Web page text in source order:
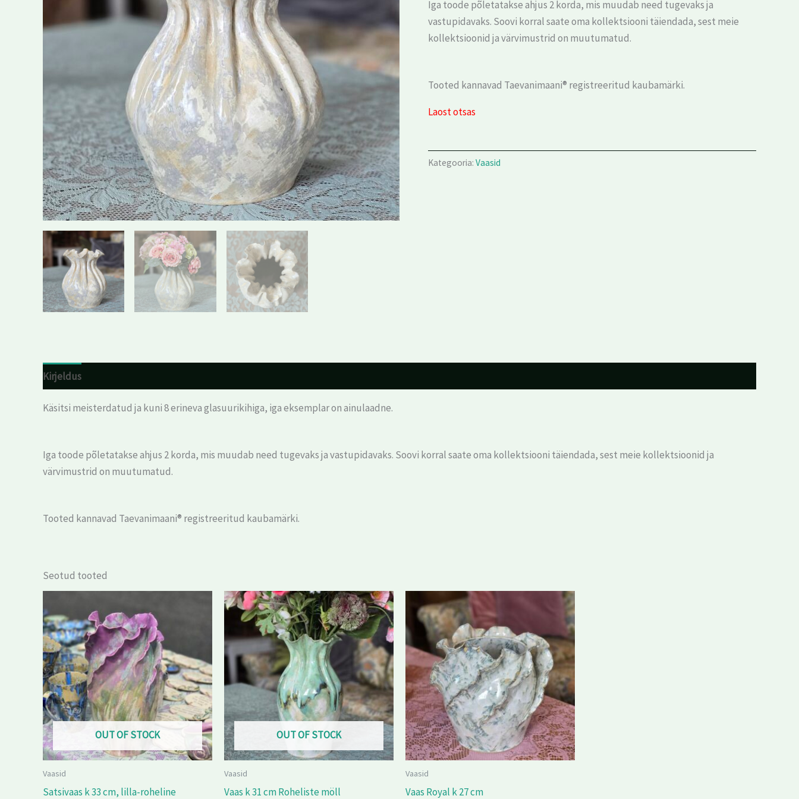
Iga toode põletatakse ahjus 2 korda, mis muudab need tugevaks ja
vastupidavaks. Soovi korral saate oma kollektsiooni täiendada, sest meie
kollektsioonid ja värvimustrid on muutumatud.
Tooted kannavad Taevanimaani® registreeritud kaubamärki.
Laost otsas
Kategooria: Vaasid
Kirjeldus
Käsitsi meisterdatud ja kuni 8 erineva glasuurikihiga, iga eksemplar on ainulaadne.
Iga toode põletatakse ahjus 2 korda, mis muudab need tugevaks ja vastupidavaks. Soovi korral saate oma kollektsiooni täiendada, sest meie kollektsioonid ja
värvimustrid on muutumatud.
Tooted kannavad Taevanimaani® registreeritud kaubamärki.
Seotud tooted
OUT OF STOCK
Vaasid
Satsivaas k 33 cm, lilla-roheline
OUT OF STOCK
Vaasid
Vaas k 31 cm Roheliste möll
Vaasid
Vaas Royal k 27 cm